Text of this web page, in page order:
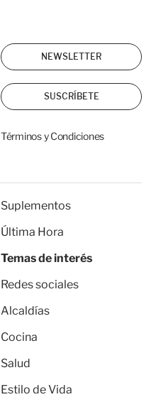
NEWSLETTER
SUSCRÍBETE
Términos y Condiciones
Suplementos
Última Hora
Temas de interés
Redes sociales
Alcaldías
Cocina
Salud
Estilo de Vida